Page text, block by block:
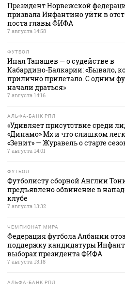
Президент Норвежской
призвала Инфантино уйти в
поста главы ФИФА
7 августа 14:58
ФУТБОЛ
Инал Танашев — о судействе в
Кабардино‑Балкарии: «Бывало,
прилично прилетало. С одним
начали драться»
7 августа 14:16
АЛЬФА-БАНК РПЛ
«Удивляет присутствие среди
«Динамо» Мх и что слишком
«Зенит» — Журавель о старте
7 августа 14:01
ФУТБОЛ
Футболисту сборной Англии
предъявлено обвинение в
клубе
7 августа 13:32
ЧЕМПИОНАТ МИРА
Федерация футбола Албании
поддержку кандидатуры
выборах президента ФИФА
7 августа 13:18
АЛЬФА-БАНК РПЛ